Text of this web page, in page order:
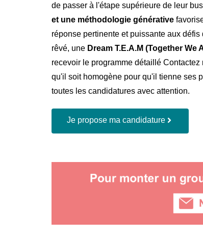
de passer à l'étape supérieure de leur
et une méthodologie générative
réponse pertinente et puissante aux
rêvé, une Dream T.E.A.M (Together We
recevoir le programme détaillé
qu'il soit homogène pour qu'il tienne ses
toutes les candidatures avec attention.
Je propose ma candidature